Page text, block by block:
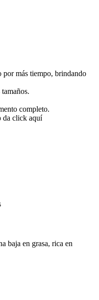
por más tiempo, brindando
completo.
da click aquí
baja en grasa, rica en